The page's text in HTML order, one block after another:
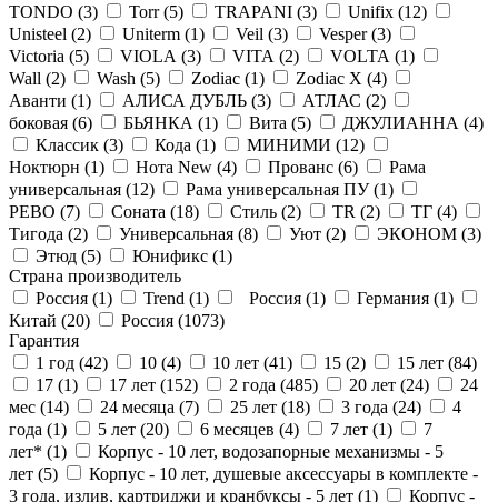
TONDO (3) Torr (5) TRAPANI (3) Unifix (12)
Unisteel (2) Uniterm (1) Veil (3) Vesper (3)
Victoria (5) VIOLA (3) VITA (2) VOLTA (1)
Wall (2) Wash (5) Zodiac (1) Zodiac X (4)
Аванти (1) АЛИСА ДУБЛЬ (3) АТЛАС (2)
боковая (6) БЬЯНКА (1) Вита (5) ДЖУЛИАННА (4)
Классик (3) Кода (1) МИНИМИ (12)
Ноктюрн (1) Нота New (4) Прованс (6)
Рама
универсальная (12) Рама универсальная ПУ (1)
РЕВО (7) Соната (18) Стиль (2) ТR (2) ТГ (4)
Тигода (2) Универсальная (8) Уют (2) ЭКОНОМ (3)
Этюд (5) Юнификс (1)
Страна производитель
Россия (1) Trend (1) Россия (1) Германия (1)
Китай (20) Россия (1073)
Гарантия
1 год (42) 10 (4) 10 лет (41) 15 (2) 15 лет (84)
17 (1) 17 лет (152) 2 года (485) 20 лет (24)
24
мес (14) 24 месяца (7) 25 лет (18) 3 года (24)
4
года (1) 5 лет (20) 6 месяцев (4) 7 лет (1)
7
лет* (1)
Корпус - 10 лет, водозапорные механизмы - 5
лет (5)
Корпус - 10 лет, душевые аксессуары в комплекте -
3 года, излив, картриджи и кранбуксы - 5 лет (1) Корпус -